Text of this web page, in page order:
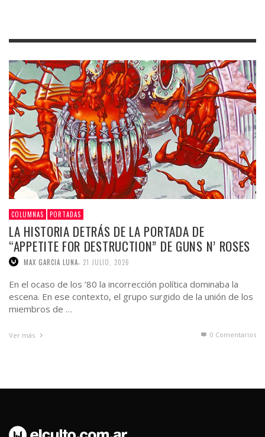
COLUMNAS PORTADAS
LA HISTORIA DETRÁS DE LA PORTADA DE
“APPETITE FOR DESTRUCTION” DE GUNS N’ ROSES
MAX GARCIA LUNA 21 JULIO, 2026
En el ocaso de los ’80 la incorrección política dominaba la
escena. En ese contexto, el grupo surgido de la unión de los
miembros de …
Ver más 0 Comentarios